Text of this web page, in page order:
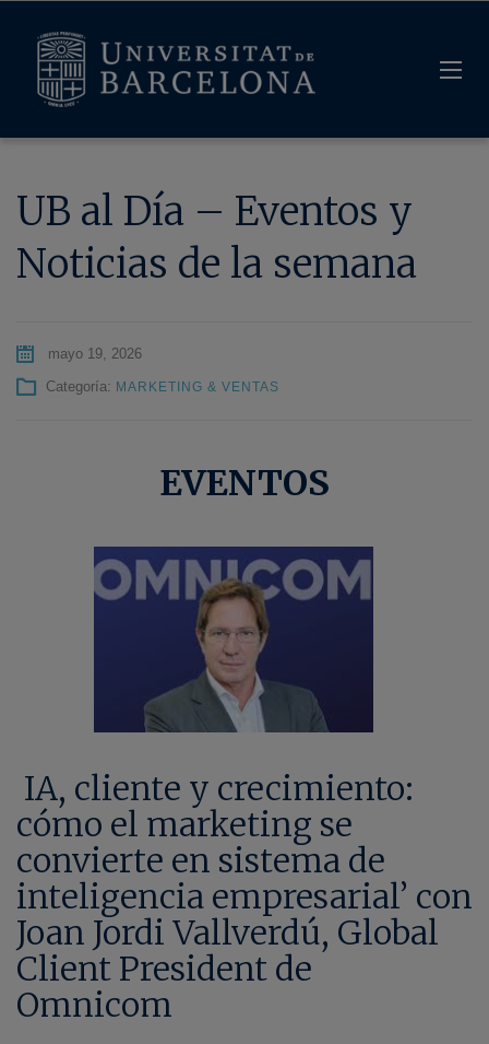
UB al Día – Eventos y
Noticias de la semana
mayo 19, 2026
Categoría: MARKETING & VENTAS
EVENTOS
IA, cliente y crecimiento:
cómo el marketing se
convierte en sistema de
inteligencia empresarial’ con
Joan Jordi Vallverdú, Global
Client President de
Omnicom